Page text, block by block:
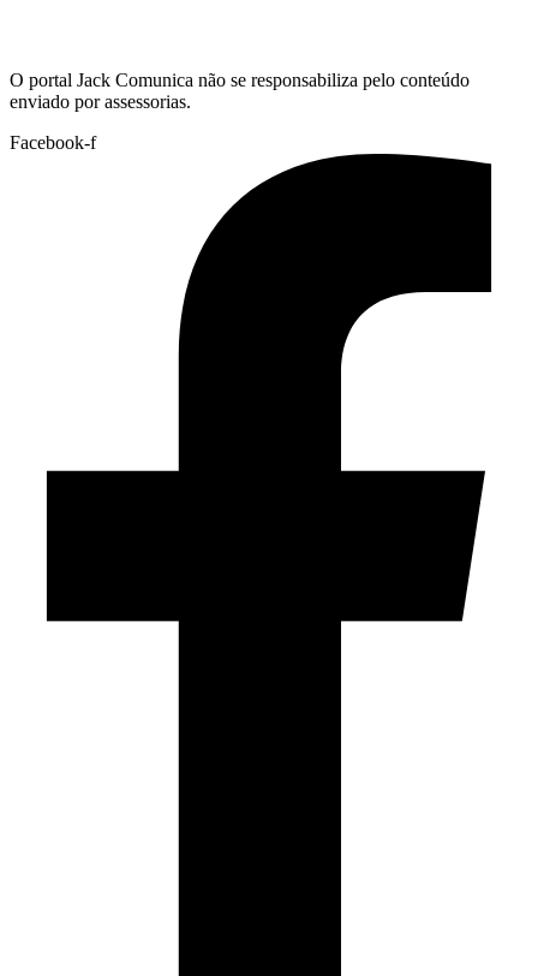
O portal Jack Comunica não se responsabiliza pelo conteúdo
enviado por assessorias.
Facebook-f